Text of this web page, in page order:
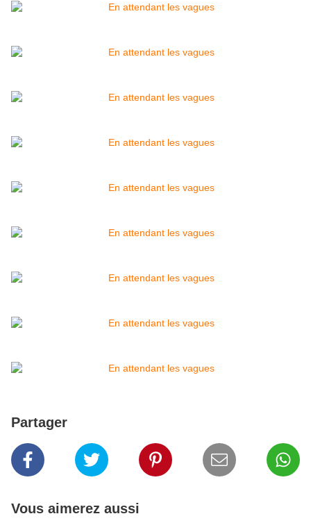
Partager
Vous aimerez aussi